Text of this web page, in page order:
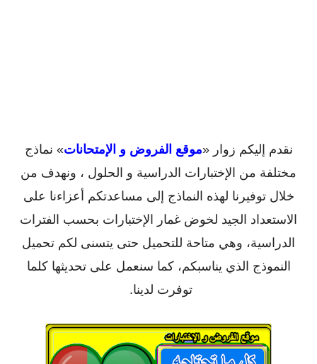
نقدم إليكم زوار «موقع الفروض و الإمتحانات» نماذج
مختلفة من الإختبارات الدراسية و الحلول ، ونهدف من
خلال توفيرنا لهذه النماذج إلى مساعدتكم أعزاءنا على
الاستعداد الجيد لخوض غمار الإختبارات بحسب الفترات
الدراسية، وهي متاحة للتحميل حتى يتسنى لكم تحميل
النموذج الذي يناسبكم، كما سنعمل على تحديثها كلما
توفرت لدينا.